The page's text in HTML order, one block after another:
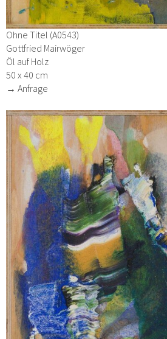
Ohne Titel (A0543)
Gottfried Mairwöger
Öl auf Holz
50 x 40 cm
→ Anfrage